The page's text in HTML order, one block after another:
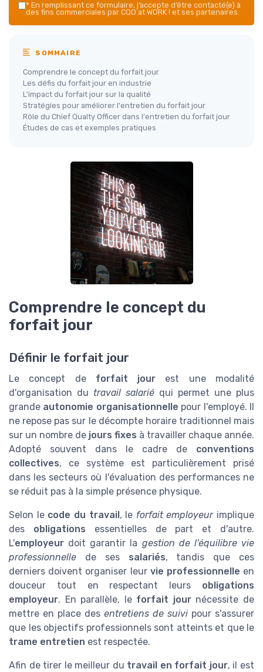
* En remplissant ce formulaire, j’accepte d’être contacté(e) à
des fins commerciales par CQO at WORK ! et ses partenaires.
SOMMAIRE
Comprendre le concept du forfait jour
Les défis du forfait jour en industrie
L'impact du forfait jour sur la qualité
Stratégies pour améliorer l'entretien du forfait jour
Rôle du Chief Qualty Officer dans l'entretien du forfait jour
Études de cas et exemples pratiques
Comprendre le concept du
forfait jour
Définir le forfait jour
Le concept de forfait jour est une modalité
d'organisation du travail salarié qui permet une plus
grande autonomie organisationnelle pour l'employé. Il
ne repose pas sur le décompte horaire traditionnel mais
sur un nombre de jours fixes à travailler chaque année.
Adopté souvent dans le cadre de conventions
collectives, ce système est particulièrement prisé
dans les secteurs où l'évaluation des performances ne
se réduit pas à la simple présence physique.
Selon le code du travail, le forfait employeurimplique
des obligations essentielles de part et d'autre.
L'employeur doit garantir la gestion de l'équilibre vie
professionnelle de ses salariés, tandis que ces
derniers doivent organiser leur vie professionnelle en
douceur tout en respectant leurs obligations
employeur. En parallèle, le forfait journécessite de
mettre en place des entretiens de suivi pour s'assurer
que les objectifs professionnels sont atteints et que le
trame entretien est respectée.
Afin de tirer le meilleur du travail en forfait jour, il est